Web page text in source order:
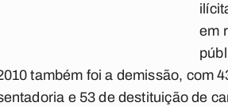
em
também foi a demissão, com
e 53 de destituição de